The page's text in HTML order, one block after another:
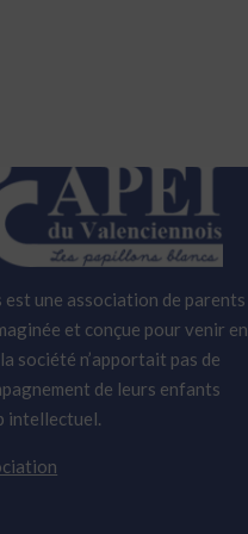
est une association de parents
et conçue pour venir en
société n’apportait pas de
de leurs enfants
intellectuel.